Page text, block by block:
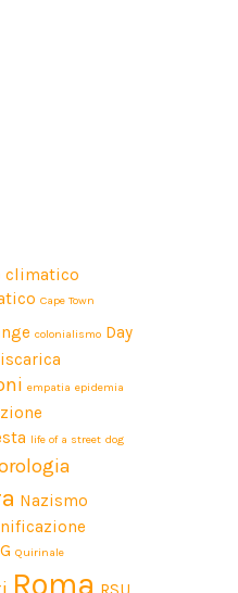
climatico
Cape Town
colonialismo Day
empatia epidemia
life of a street dog
Nazismo
Quirinale
Roma